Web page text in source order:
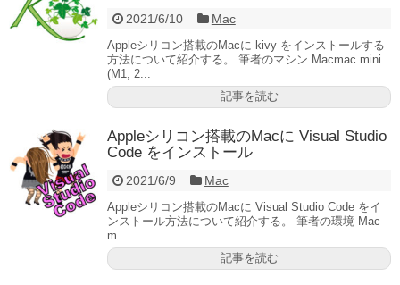
2021/6/10 Mac
Appleシリコン搭載のMacに kivy をインストールする
方法について紹介する。 筆者のマシン Macmac mini
(M1, 2...
記事を読む
Appleシリコン搭載のMacに Visual Studio
Code をインストール
2021/6/9 Mac
Appleシリコン搭載のMacに Visual Studio Code をイ
ンストール方法について紹介する。 筆者の環境 Mac
m...
記事を読む